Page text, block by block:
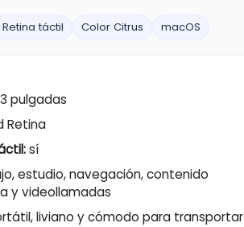
táctil Color Citrus macOS
pulgadas
Retina
sí
estudio, navegación, contenido
y videollamadas
liviano y cómodo para transportar